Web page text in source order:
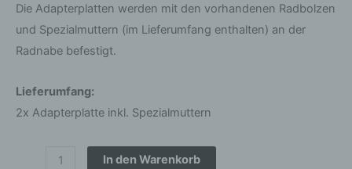
Die Adapterplatten werden mit den vorhandenen Radbolzen
und Spezialmuttern (im Lieferumfang enthalten) an der
Radnabe befestigt.
Lieferumfang:
2x Adapterplatte inkl. Spezialmuttern
In den Warenkorb